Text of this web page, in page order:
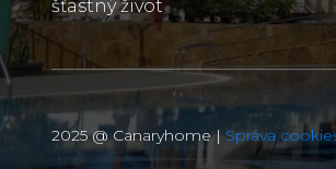
šťastný život
2025 @ Canaryhome |Správa